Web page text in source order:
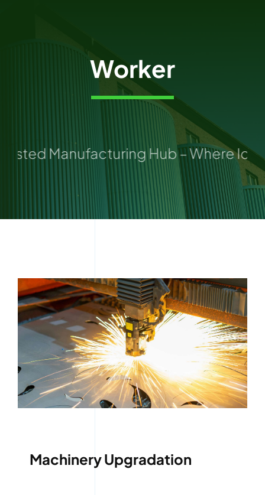
Worker
Manufacturing Hub – Where
Machinery Upgradation